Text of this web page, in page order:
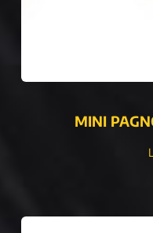
MINI